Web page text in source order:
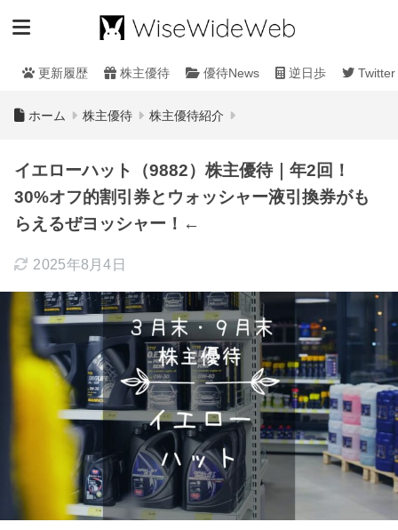
更新履歴 株主優待 優待News 逆日歩 Twitter
ホーム 株主優待 株主優待紹介
イエローハット（9882）株主優待｜年2回！
30%オフ的割引券とウォッシャー液引換券がも
らえるぜヨッシャー！←
2025年8月4日